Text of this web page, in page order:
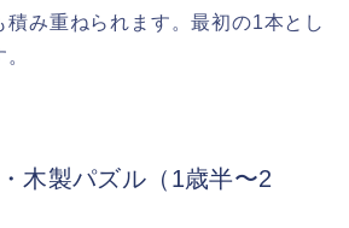
積み重ねられます。最初の1本とし
木製パズル（1歳半〜2